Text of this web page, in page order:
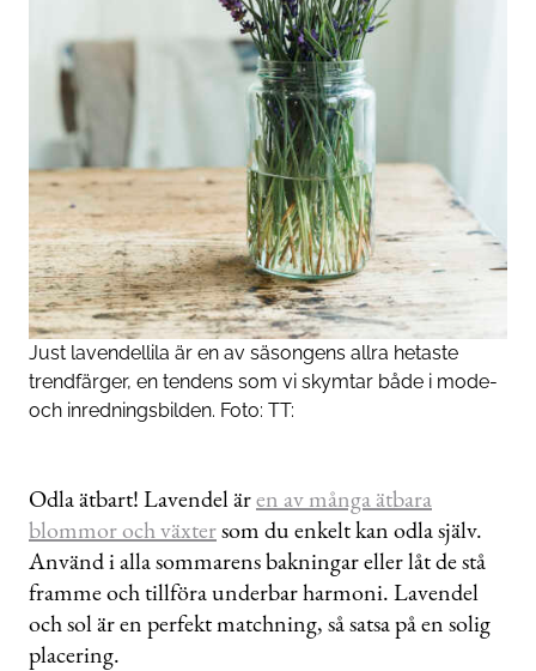
Just lavendellila är en av säsongens allra hetaste
trendfärger, en tendens som vi skymtar både i mode-
och inredningsbilden. Foto: TT:
Odla ätbart! Lavendel ären av många ätbara
blommor och växtersom du enkelt kan odla själv.
Använd i alla sommarens bakningar eller låt de stå
framme och tillföra underbar harmoni. Lavendel
och sol är en perfekt matchning, så satsa på en solig
placering.